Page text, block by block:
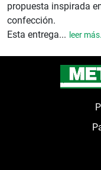
propuesta inspirada
confección.
Esta entrega... leer más.